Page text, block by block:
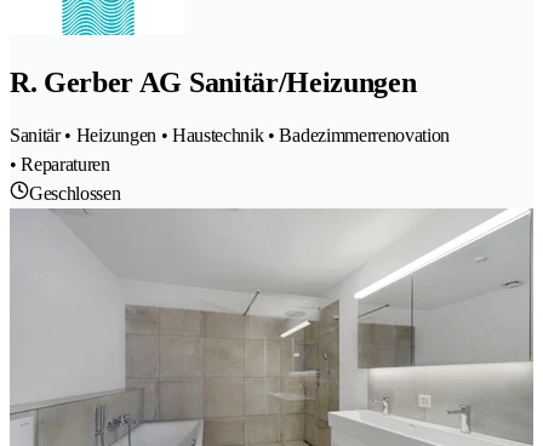
R. Gerber AG Sanitär/Heizungen
Sanitär • Heizungen • Haustechnik • Badezimmerrenovation
• Reparaturen
Geschlossen